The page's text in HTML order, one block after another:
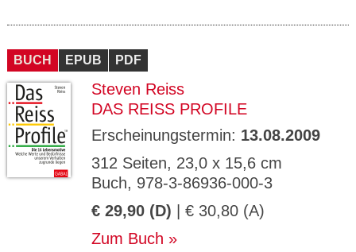
BUCH EPUB PDF
Steven Reiss
DAS REISS PROFILE
Erscheinungstermin: 13.08.2009
312 Seiten, 23,0 x 15,6 cm
Buch, 978-3-86936-000-3
€ 29,90 (D) | € 30,80 (A)
Zum Buch